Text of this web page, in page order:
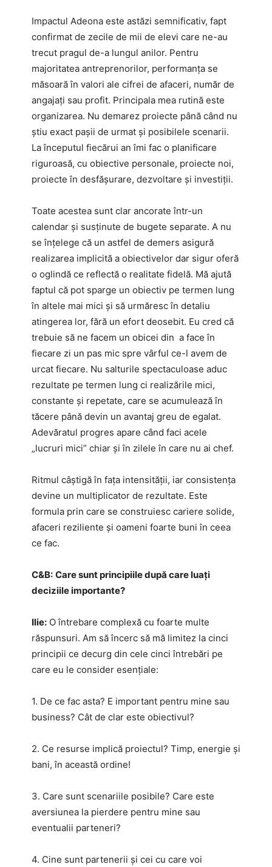
Impactul Adeona este astăzi semnificativ, fapt
confirmat de zecile de mii de elevi care ne-au
trecut pragul de-a lungul anilor. Pentru
majoritatea antreprenorilor, performanța se
măsoară în valori ale cifrei de afaceri, număr de
angajați sau profit. Principala mea rutină este
organizarea. Nu demarez proiecte până când nu
știu exact pașii de urmat și posibilele scenarii.
La începutul fiecărui an îmi fac o planificare
riguroasă, cu obiective personale, proiecte noi,
proiecte în desfășurare, dezvoltare și investiții.
Toate acestea sunt clar ancorate într-un
calendar și susținute de bugete separate. A nu
se înțelege că un astfel de demers asigură
realizarea implicită a obiectivelor dar sigur oferă
o oglindă ce reflectă o realitate fidelă. Mă ajută
faptul că pot sparge un obiectiv pe termen lung
în altele mai mici și să urmăresc în detaliu
atingerea lor, fără un efort deosebit. Eu cred că
trebuie să ne facem un obicei din a face în
fiecare zi un pas mic spre vârful ce-l avem de
urcat fiecare. Nu salturile spectaculoase aduc
rezultate pe termen lung ci realizările mici,
constante și repetate, care se acumulează în
tăcere până devin un avantaj greu de egalat.
Adevăratul progres apare când faci acele
„lucruri mici” chiar și în zilele în care nu ai chef.
Ritmul câștigă în fața intensității, iar consistența
devine un multiplicator de rezultate. Este
formula prin care se construiesc cariere solide,
afaceri reziliente și oameni foarte buni în ceea
ce fac.
C&B: Care sunt principiile după care luați
deciziile importante?
Ilie: O întrebare complexă cu foarte multe
răspunsuri. Am să încerc să mă limitez la cinci
principii ce decurg din cele cinci întrebări pe
care eu le consider esențiale:
1. De ce fac asta? E important pentru mine sau
business? Cât de clar este obiectivul?
2. Ce resurse implică proiectul? Timp, energie și
bani, în această ordine!
3. Care sunt scenariile posibile? Care este
aversiunea la pierdere pentru mine sau
eventualii parteneri?
4. Cine sunt partenerii și cei cu care voi